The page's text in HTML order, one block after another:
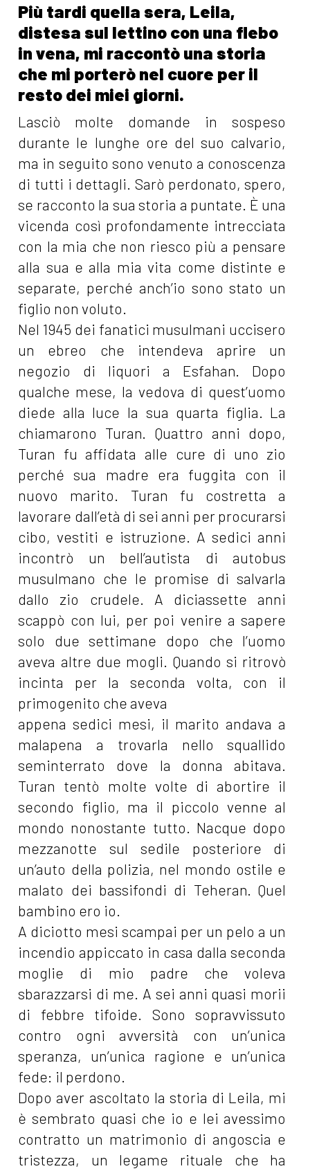
Più tardi quella sera, Leila,
distesa sul lettino con una flebo
in vena, mi raccontò una storia
che mi porterò nel cuore per il
resto dei miei giorni.
Lasciò molte domande in sospeso
durante le lunghe ore del suo calvario,
ma in seguito sono venuto a conoscenza
di tutti i dettagli. Sarò perdonato, spero,
se racconto la sua storia a puntate. È una
vicenda così profondamente intrecciata
con la mia che non riesco più a pensare
alla sua e alla mia vita come distinte e
separate, perché anch’io sono stato un
figlio non voluto.
Nel 1945 dei fanatici musulmani uccisero
un ebreo che intendeva aprire un
negozio di liquori a Esfahan. Dopo
qualche mese, la vedova di quest’uomo
diede alla luce la sua quarta figlia. La
chiamarono Turan. Quattro anni dopo,
Turan fu affidata alle cure di uno zio
perché sua madre era fuggita con il
nuovo marito. Turan fu costretta a
lavorare dall’età di sei anni per procurarsi
cibo, vestiti e istruzione. A sedici anni
incontrò un bell’autista di autobus
musulmano che le promise di salvarla
dallo zio crudele. A diciassette anni
scappò con lui, per poi venire a sapere
solo due settimane dopo che l’uomo
aveva altre due mogli. Quando si ritrovò
incinta per la seconda volta, con il
primogenito che aveva
appena sedici mesi, il marito andava a
malapena a trovarla nello squallido
seminterrato dove la donna abitava.
Turan tentò molte volte di abortire il
secondo figlio, ma il piccolo venne al
mondo nonostante tutto. Nacque dopo
mezzanotte sul sedile posteriore di
un’auto della polizia, nel mondo ostile e
malato dei bassifondi di Teheran. Quel
bambino ero io.
A diciotto mesi scampai per un pelo a un
incendio appiccato in casa dalla seconda
moglie di mio padre che voleva
sbarazzarsi di me. A sei anni quasi morii
di febbre tifoide. Sono sopravvissuto
contro ogni avversità con un’unica
speranza, un’unica ragione e un’unica
fede: il perdono.
Dopo aver ascoltato la storia di Leila, mi
è sembrato quasi che io e lei avessimo
contratto un matrimonio di angoscia e
tristezza, un legame rituale che ha